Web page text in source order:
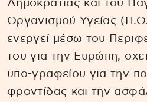
Δημοκρατίας και του
Οργανισμού Υγείας
ενεργεί μέσω του
του για την Ευρώπη,
υπο-γραφείου για την
φροντίδας και την